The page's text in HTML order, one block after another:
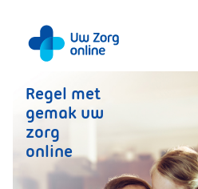
Regel met
gemak uw
zorg
online